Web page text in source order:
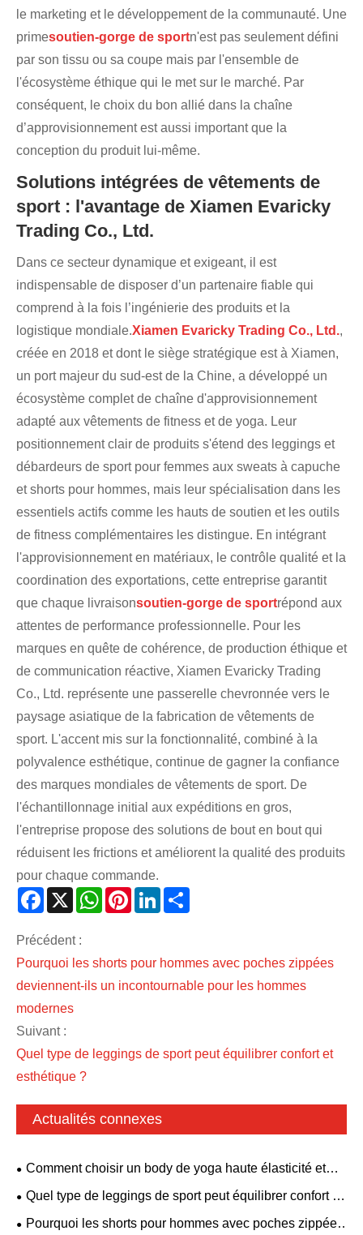
le marketing et le développement de la communauté. Une
primesoutien-gorge de sportn'est pas seulement défini
par son tissu ou sa coupe mais par l'ensemble de
l'écosystème éthique qui le met sur le marché. Par
conséquent, le choix du bon allié dans la chaîne
d’approvisionnement est aussi important que la
conception du produit lui-même.
Solutions intégrées de vêtements de
sport : l'avantage de Xiamen Evaricky
Trading Co., Ltd.
Dans ce secteur dynamique et exigeant, il est
indispensable de disposer d’un partenaire fiable qui
comprend à la fois l’ingénierie des produits et la
logistique mondiale.Xiamen Evaricky Trading Co., Ltd.,
créée en 2018 et dont le siège stratégique est à Xiamen,
un port majeur du sud-est de la Chine, a développé un
écosystème complet de chaîne d'approvisionnement
adapté aux vêtements de fitness et de yoga. Leur
positionnement clair de produits s'étend des leggings et
débardeurs de sport pour femmes aux sweats à capuche
et shorts pour hommes, mais leur spécialisation dans les
essentiels actifs comme les hauts de soutien et les outils
de fitness complémentaires les distingue. En intégrant
l'approvisionnement en matériaux, le contrôle qualité et la
coordination des exportations, cette entreprise garantit
que chaque livraisonsoutien-gorge de sportrépond aux
attentes de performance professionnelle. Pour les
marques en quête de cohérence, de production éthique et
de communication réactive, Xiamen Evaricky Trading
Co., Ltd. représente une passerelle chevronnée vers le
paysage asiatique de la fabrication de vêtements de
sport. L'accent mis sur la fonctionnalité, combiné à la
polyvalence esthétique, continue de gagner la confiance
des marques mondiales de vêtements de sport. De
l'échantillonnage initial aux expéditions en gros,
l'entreprise propose des solutions de bout en bout qui
réduisent les frictions et améliorent la qualité des produits
pour chaque commande.
Facebook
X WhatsAppPinterestLinkedIn
Précédent :
Pourquoi les shorts pour hommes avec poches zippées
deviennent-ils un incontournable pour les hommes
modernes
Suivant :
Quel type de leggings de sport peut équilibrer confort et
esthétique ?
Actualités connexes
Comment choisir un body de yoga haute élasticité et
respirant ? Un style dos nu avec soutien-gorge rembourré
Quel type de leggings de sport peut équilibrer confort et
esthétique ?
Pourquoi les shorts pour hommes avec poches zippées